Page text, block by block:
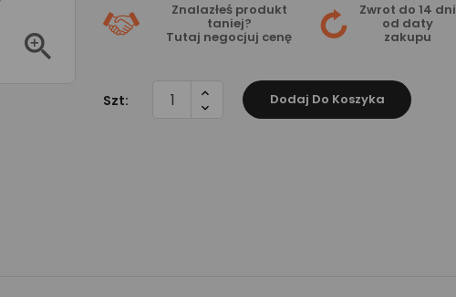

Znalazłeś produkt
taniej?
Tutaj negocjuj cenę
Zwrot do 14 dni
od daty
zakupu
Szt: Dodaj Do Koszyka